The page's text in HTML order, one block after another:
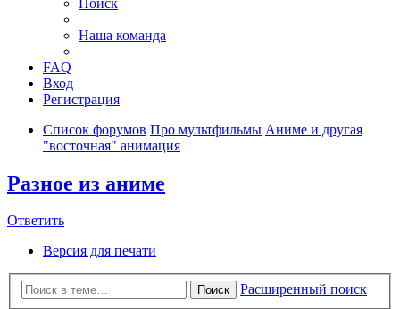
Наша команда
FAQ
Вход
Регистрация
Список форумов Про мультфильмы Аниме и другая
"восточная" анимация
Разное из аниме
Ответить
Версия для печати
Поиск
Расширенный поиск